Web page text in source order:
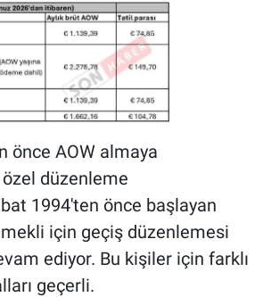
önce AOW almaya
düzenleme
1994'ten önce başlayan
emekli için geçiş düzenlemesi
ediyor. Bu kişiler için farklı
geçerli.